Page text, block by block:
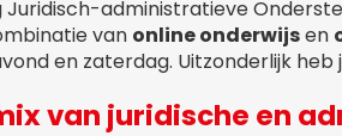
Juridisch-administratieve
van online onderwijsen
en zaterdag. Uitzonderlijk heb
van juridische en